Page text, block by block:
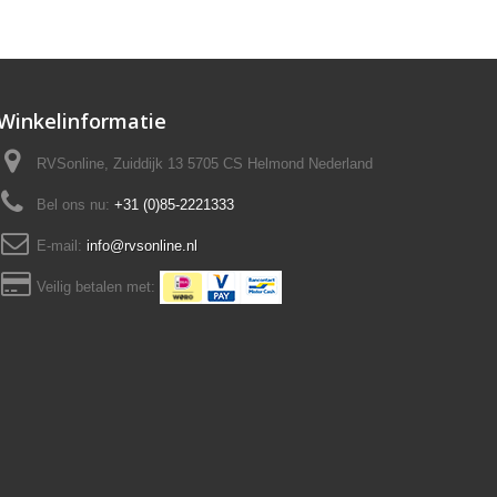
RVSonline, Zuiddijk 13 5705 CS Helmond Nederland
Bel ons nu: +31 (0)85-2221333
E-mail: info@rvsonline.nl
Veilig betalen met: